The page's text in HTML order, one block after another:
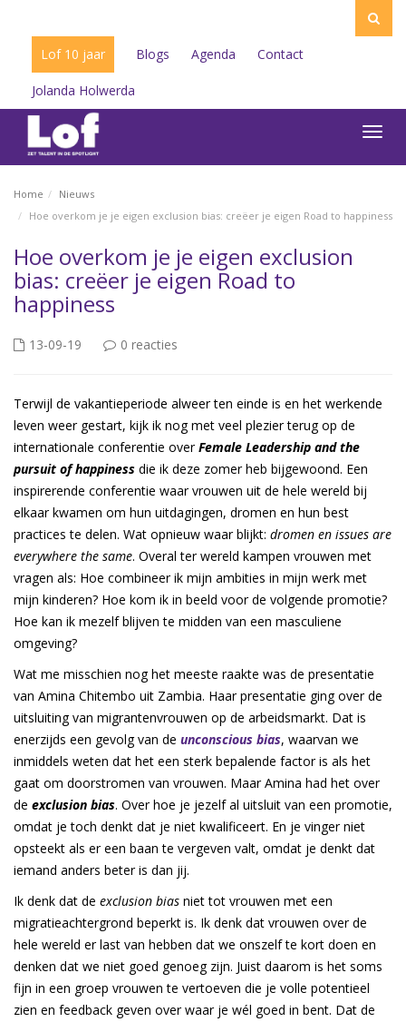
Lof 10 jaar Blogs Agenda Contact
Jolanda Holwerda
Home
Nieuws
Hoe overkom je je eigen exclusion bias: creëer je eigen Road to happiness
Hoe overkom je je eigen exclusion
bias: creëer je eigen Road to
happiness
13-09-19 0 reacties
Terwijl de vakantieperiode alweer ten einde is en het werkende
leven weer gestart, kijk ik nog met veel plezier terug op de
internationale conferentie overFemale Leadership and the
pursuit of happiness die ik deze zomer heb bijgewoond. Een
inspirerende conferentie waar vrouwen uit de hele wereld bij
elkaar kwamen om hun uitdagingen, dromen en hun best
practices te delen. Wat opnieuw waar blijkt: dromen en issues are
everywhere the same. Overal ter wereld kampen vrouwen met
vragen als: Hoe combineer ik mijn ambities in mijn werk met
mijn kinderen? Hoe kom ik in beeld voor de volgende promotie?
Hoe kan ik mezelf blijven te midden van een masculiene
omgeving?
Wat me misschien nog het meeste raakte was de presentatie
van Amina Chitembo uit Zambia. Haar presentatie ging over de
uitsluiting van migrantenvrouwen op de arbeidsmarkt. Dat is
enerzijds een gevolg van de unconscious bias, waarvan we
inmiddels weten dat het een sterk bepalende factor is als het
gaat om doorstromen van vrouwen. Maar Amina had het over
de exclusion bias. Over hoe je jezelf al uitsluit van een promotie,
omdat je toch denkt dat je niet kwalificeert. En je vinger niet
opsteekt als er een baan te vergeven valt, omdat je denkt dat
iemand anders beter is dan jij.
Ik denk dat de exclusion bias niet tot vrouwen met een
migratieachtergrond beperkt is. Ik denk dat vrouwen over de
hele wereld er last van hebben dat we onszelf te kort doen en
denken dat we niet goed genoeg zijn. Juist daarom is het soms
fijn in een groep vrouwen te vertoeven die je volle potentieel
zien en feedback geven over waar je wél goed in bent. Dat de